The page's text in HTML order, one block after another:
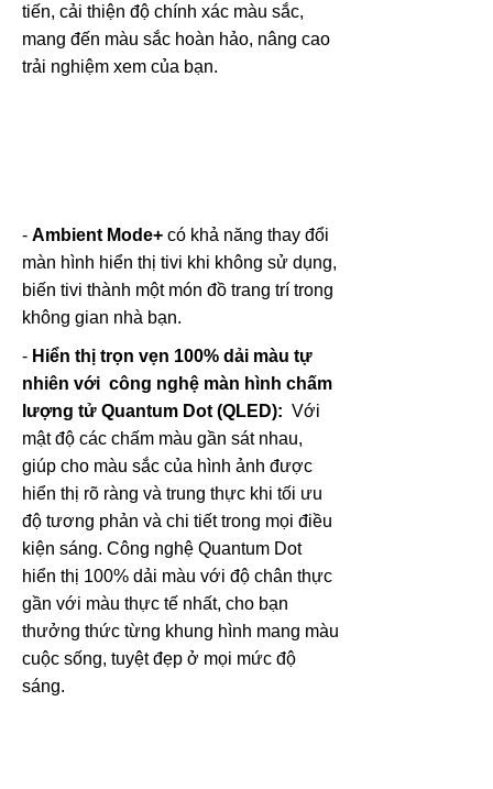
tiến, cải thiện độ chính xác màu sắc,
mang đến màu sắc hoàn hảo, nâng cao
trải nghiệm xem của bạn.
- Ambient Mode+ có khả năng thay đổi
màn hình hiển thị tivi khi không sử dụng,
biến tivi thành một món đồ trang trí trong
không gian nhà bạn.
- Hiển thị trọn vẹn 100% dải màu tự
nhiên với công nghệ màn hình chấm
lượng tử Quantum Dot (QLED): Với
mật độ các chấm màu gần sát nhau,
giúp cho màu sắc của hình ảnh được
hiển thị rõ ràng và trung thực khi tối ưu
độ tương phản và chi tiết trong mọi điều
kiện sáng. Công nghệ Quantum Dot
hiển thị 100% dải màu với độ chân thực
gần với màu thực tế nhất, cho bạn
thưởng thức từng khung hình mang màu
cuộc sống, tuyệt đẹp ở mọi mức độ
sáng.